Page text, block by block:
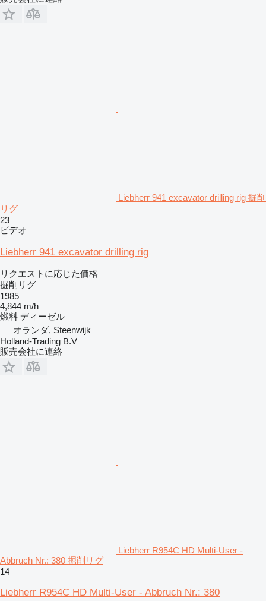
Liebherr 941 excavator drilling rig 掘削
リグ
23
ビデオ
Liebherr 941 excavator drilling rig
リクエストに応じた価格
掘削リグ
1985
4,844 m/h
燃料 ディーゼル
オランダ, Steenwijk
Holland-Trading B.V
販売会社に連絡
Liebherr R954C HD Multi-User -
Abbruch Nr.: 380 掘削リグ
14
Liebherr R954C HD Multi-User - Abbruch Nr.: 380